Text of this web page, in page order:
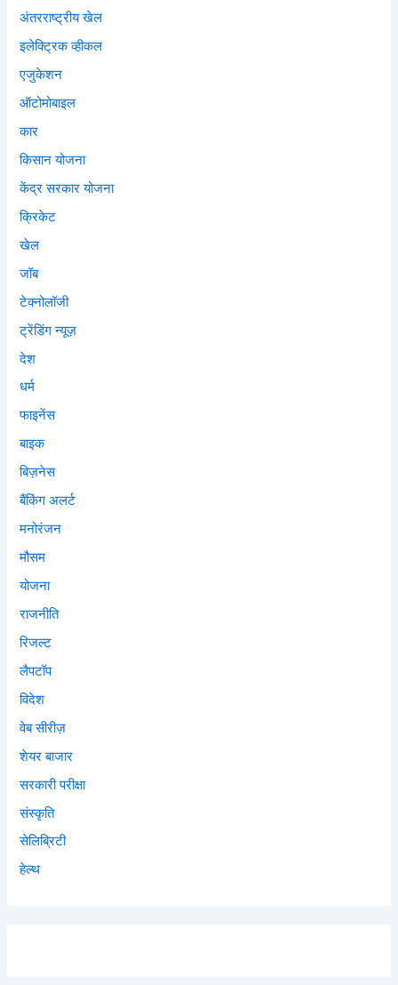
अंतरराष्ट्रीय खेल
इलेक्ट्रिक व्हीकल
एजुकेशन
ऑटोमोबाइल
कार
किसान योजना
केंद्र सरकार योजना
क्रिकेट
खेल
जॉब
टेक्नोलॉजी
ट्रेंडिंग न्यूज़
देश
धर्म
फाइनेंस
बाइक
बिज़नेस
बैंकिंग अलर्ट
मनोरंजन
मौसम
योजना
राजनीति
रिजल्ट
लैपटॉप
विदेश
वेब सीरीज़
शेयर बाजार
सरकारी परीक्षा
संस्कृति
सेलिब्रिटी
हेल्थ